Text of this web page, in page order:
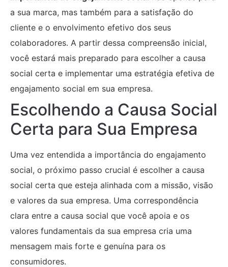
a sua marca, mas também para a satisfação do
cliente e o envolvimento efetivo dos seus
colaboradores. A partir dessa compreensão inicial,
você estará mais preparado para escolher a causa
social certa e implementar uma estratégia efetiva de
engajamento social em sua empresa.
Escolhendo a Causa Social
Certa para Sua Empresa
Uma vez entendida a importância do engajamento
social, o próximo passo crucial é escolher a causa
social certa que esteja alinhada com a missão, visão
e valores da sua empresa. Uma correspondência
clara entre a causa social que você apoia e os
valores fundamentais da sua empresa cria uma
mensagem mais forte e genuína para os
consumidores.